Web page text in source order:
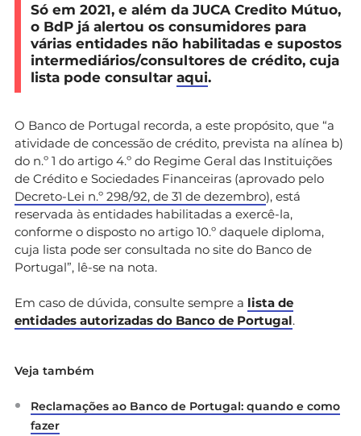
Só em 2021, e além da JUCA Credito Mútuo,
o BdP já alertou os consumidores para
várias entidades não habilitadas e supostos
intermediários/consultores de crédito, cuja
lista pode consultar aqui.
O Banco de Portugal recorda, a este propósito, que “a
atividade de concessão de crédito, prevista na alínea b)
do n.º 1 do artigo 4.º do Regime Geral das Instituições
de Crédito e Sociedades Financeiras (aprovado pelo
Decreto-Lei n.º 298/92, de 31 de dezembro), está
reservada às entidades habilitadas a exercê-la,
conforme o disposto no artigo 10.º daquele diploma,
cuja lista pode ser consultada no site do Banco de
Portugal”, lê-se na nota.
Em caso de dúvida, consulte sempre a lista de
entidades autorizadas do Banco de Portugal.
Veja também
Reclamações ao Banco de Portugal: quando e como
fazer